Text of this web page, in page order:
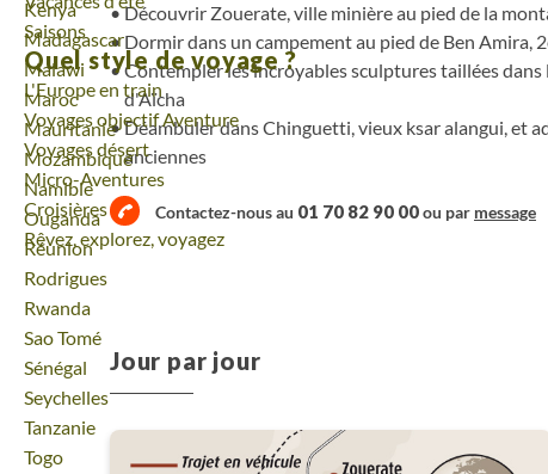
Voyage
Kenya
Voyage
Madagascar
Voyage
Malawi
Voyage
Maroc
Voyage
Mauritanie
Voyage
Mozambique
Voyage
Namibie
Voyage
Ouganda
Voyage
Réunion
Voyage
Rodrigues
Voyage
Rwanda
Voyage
Sao Tomé
Voyage
Sénégal
Voyage
Seychelles
Voyage
Tanzanie
Voyage
Togo
Saisons
Quel style de voyage ?
L'Europe en train
Voyages objectif Aventure
Voyages désert
Micro-Aventures
Croisières
Rêvez, explorez, voyagez
Découvrir Zouerate, ville minière au pied de la
Dormir dans un campement au pied de Ben Amira,
Contempler les incroyables sculptures taillées
d'Aïcha
Déambuler dans Chinguetti, vieux ksar alangui, et
anciennes
Contactez-nous au 01 70 82 90 00ou par message
Jour par jour